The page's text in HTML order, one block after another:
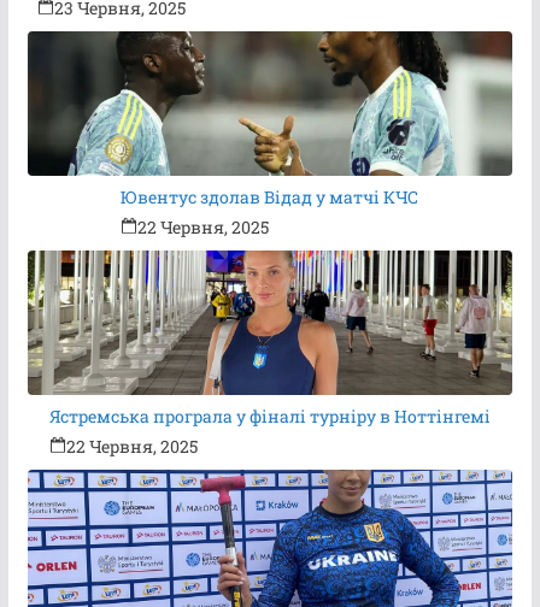
23 Червня, 2025
Ювентус здолав Відад у матчі КЧС
22 Червня, 2025
Ястремська програла у фіналі турніру в Ноттінгемі
22 Червня, 2025